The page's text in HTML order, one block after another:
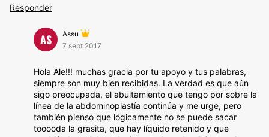
Responder
AS
Assu
7 sept 2017
Hola Ale!!! muchas gracia por tu apoyo y tus palabras,
siempre son muy bien recibidas. La verdad es que aún
sigo preocupada, el abultamiento que tengo por sobre la
línea de la abdominoplastía continúa y me urge, pero
también pienso que lógicamente no se puede sacar
tooooda la grasita, que hay líquido retenido y que